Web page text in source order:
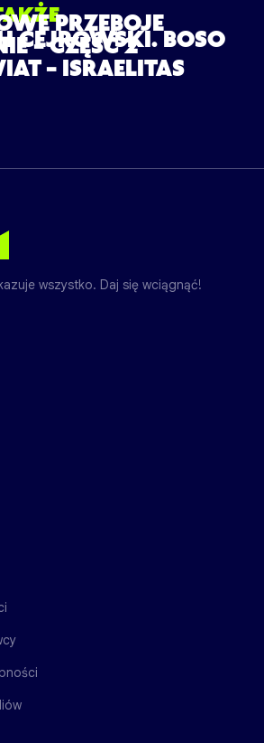
PRZEBOJE
– CZĘŚĆ 2
CEJROWSKI. BOSO
– ISRAELITAS
wszystko. Daj się wciągnąć!